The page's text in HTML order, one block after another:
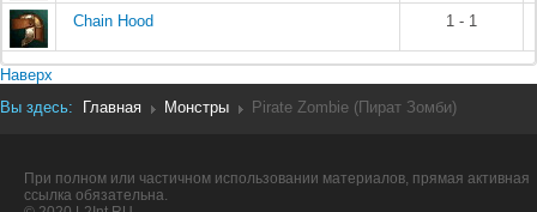
Chain Hood 1 - 1
Наверх
Вы здесь:
Главная Монстры Pirate Zombie (Пират Зомби)
При полном или частичном использовании материалов, прямая активная
ссылка обязательна.